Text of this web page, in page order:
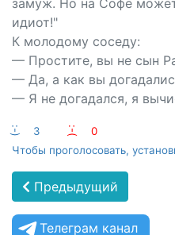
замуж. Но на Софе
идиот!"
К молодому соседу:
— Простите, вы не сын
— Да, а как вы
— Я не догадался, я
:-) 3 :-(
0
Чтобы проголосовать,
Предыдущий
Телеграм канал